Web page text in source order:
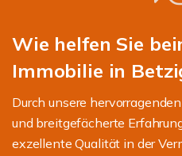
Wie helfen Sie
Immobilie in
Durch unsere
und breitgefächerte
exzellente Qualität in der